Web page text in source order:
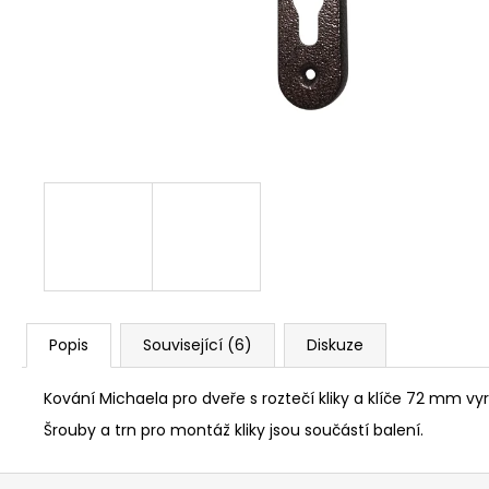
Popis Související (6) Diskuze
Kování Michaela pro dveře s roztečí kliky a klíče 72 mm
Šrouby a trn pro montáž kliky jsou součástí balení.
NÝT DUTÝ DVOJDÍLNÝ 3,5X10 NIKL